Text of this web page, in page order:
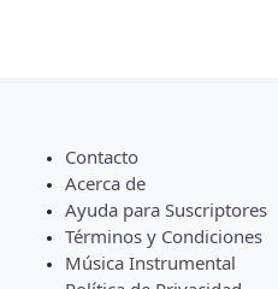
Contacto
Acerca de
Ayuda para Suscriptores
Términos y Condiciones
Música Instrumental